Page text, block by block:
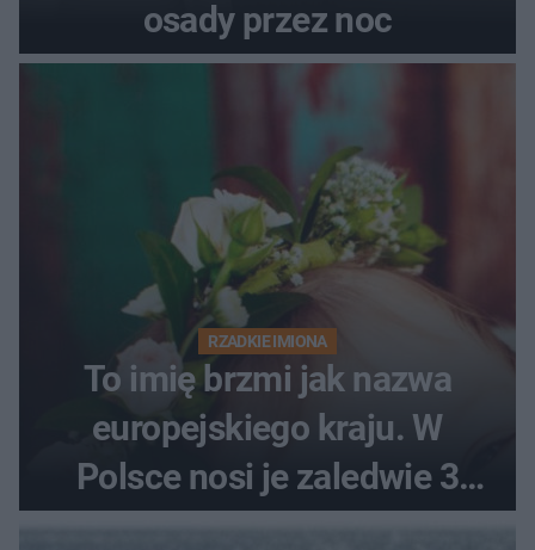
osady przez noc
RZADKIE IMIONA
To imię brzmi jak nazwa
europejskiego kraju. W
Polsce nosi je zaledwie 3
kobiety